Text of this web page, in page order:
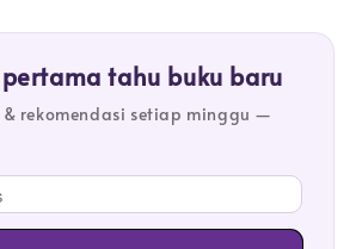
tahu buku baru
& rekomendasi setiap minggu —